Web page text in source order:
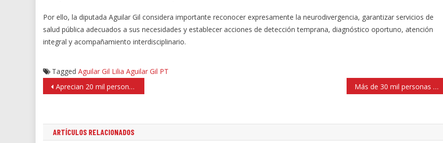
Por ello, la diputada Aguilar Gil considera importante reconocer expresamente la neurodivergencia, garantizar servicios de
salud pública adecuados a sus necesidades y establecer acciones de detección temprana, diagnóstico oportuno, atención
integral y acompañamiento interdisciplinario.
Tagged Aguilar Gil Lilia Aguilar Gil PT
Navegación
de
Aprecian 20 mil personas exhibición de autos clásicos y coleccion en Huixquilucan Más de 30 mil personas festejaron el Día del Niño en Huixquilucan
ARTÍCULOS RELACIONADOS